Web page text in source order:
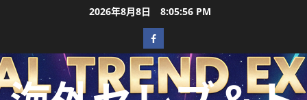
2026年8月8日 8:05:58 PM